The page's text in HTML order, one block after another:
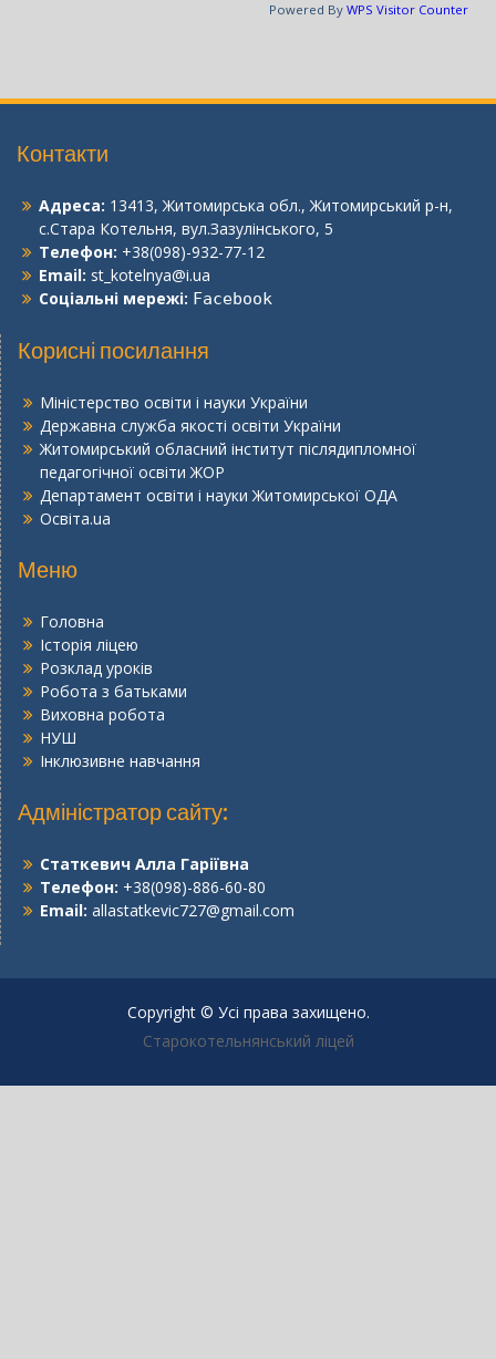
Powered By WPS Visitor Counter
Контакти
Адреса: 13413, Житомирська обл., Житомирський р-н,
с.Стара Котельня, вул.Зазулінського, 5
Телефон: +38(098)-932-77-12
Email: st_kotelnya@i.ua
Соціальні мережі: Facebook
Корисні посилання
Міністерство освіти і науки України
Державна служба якості освіти України
Житомирський обласний інститут післядипломної
педагогічної освіти ЖОР
Департамент освіти і науки Житомирської ОДА
Освіта.ua
Меню
Головна
Історія ліцею
Розклад уроків
Робота з батьками
Виховна робота
НУШ
Інклюзивне навчання
Адміністратор сайту:
Статкевич Алла Гаріївна
Телефон: +38(098)-886-60-80
Email: allastatkevic727@gmail.com
Copyright © Усі права захищено.
Старокотельнянський ліцей